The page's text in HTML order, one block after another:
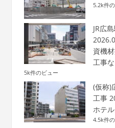
5.2k件
JR広
資機
工事
5k件のビュー
(仮称)
工事
ホテ
4.5k件